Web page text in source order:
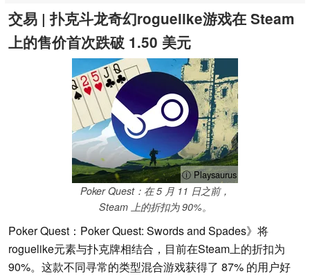
交易 | 扑克斗龙奇幻roguelike游戏在 Steam
上的售价首次跌破 1.50 美元
ⓘ Playsaurus
Poker Quest：在 5 月 11 日之前，
Steam 上的折扣为 90%。
Poker Quest：Poker Quest: Swords and Spades》将
roguelike元素与扑克牌相结合，目前在Steam上的折扣为
90%。这款不同寻常的类型混合游戏获得了 87% 的用户好